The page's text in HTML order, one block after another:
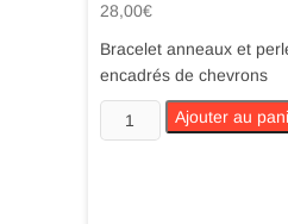
28,00€
Bracelet anneaux et
encadrés de chevrons
quantité
de
Ajouter au